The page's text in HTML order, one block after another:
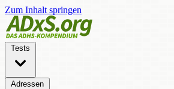
Zum Inhalt springen
Tests
Adressen